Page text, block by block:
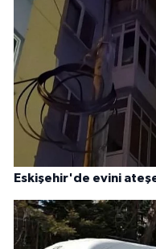
Eskişehir'de evini